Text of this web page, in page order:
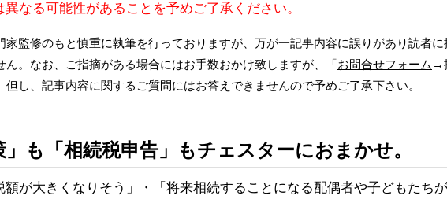
なる可能性があることを予めご了承ください。
監修のもと慎重に執筆を行っておりますが、万が一記事内容に誤りがあり読者
ん。なお、ご指摘がある場合にはお手数おかけ致しますが、「お問合せフォーム →
但し、記事内容に関するご質問にはお答えできませんので予めご了承下さい。
」も「相続税申告」もチェスターにおまかせ。
額が大きくなりそう」・「将来相続することになる配偶者や子どもたち